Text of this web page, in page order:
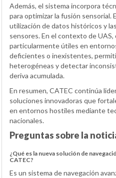
Además, el sistema incorpora
para optimizar la fusión sensorial.
utilización de datos históricos y
sensores. En el contexto de
particularmente útiles en
deficientes o inexistentes,
heterogéneas y detectar
deriva acumulada.
En resumen, CATEC continúa
soluciones innovadoras que
en entornos hostiles mediante
nacionales.
Preguntas sobre la
¿Qué es la nueva solución de
CATEC?
Es un sistema de navegación